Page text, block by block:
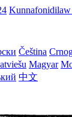
Kunnafonidilaw
Čeština
Magyar
中文